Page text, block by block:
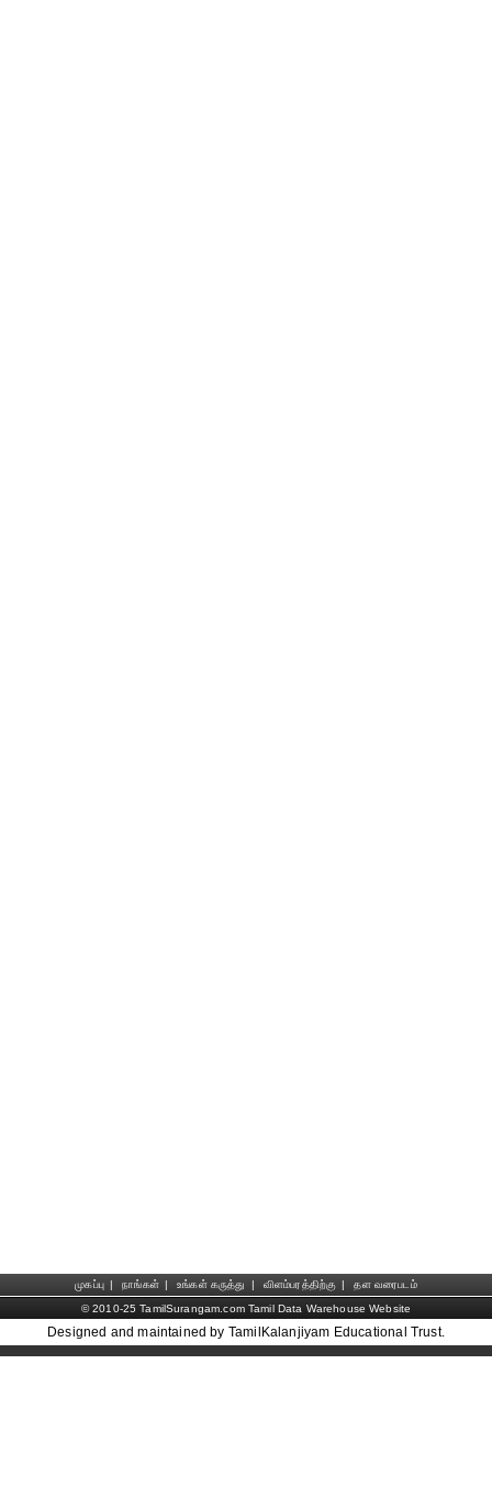
முகப்பு | நாங்கள் | உங்கள் கருத்து | விளம்பரத்திற்கு |
தள வரைபடம்
© 2010-25 TamilSurangam.com Tamil Data Warehouse Website
Designed and maintained by TamilKalanjiyam Educational Trust.